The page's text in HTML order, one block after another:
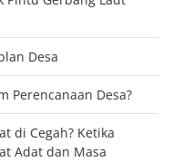
Desa
Perencanaan Desa?
di Cegah? Ketika
Adat dan Masa